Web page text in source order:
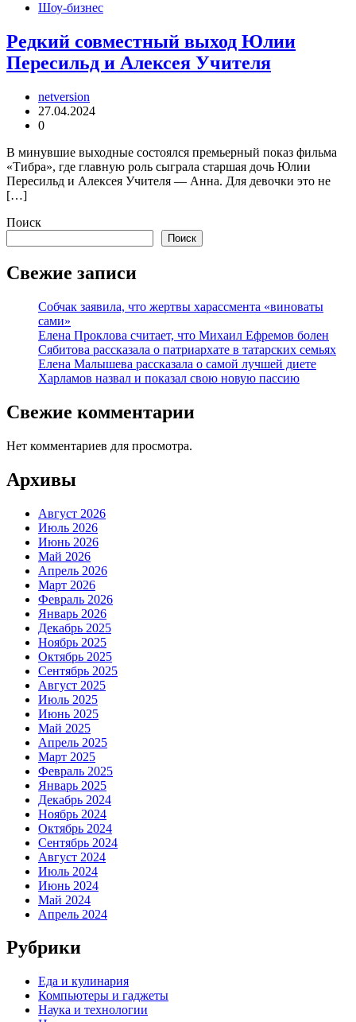
Шоу-бизнес
Редкий совместный выход Юлии
Пересильд и Алексея Учителя
netversion
27.04.2024
0
В минувшие выходные состоялся премьерный показ фильма
«Тибра», где главную роль сыграла старшая дочь Юлии
Пересильд и Алексея Учителя — Анна. Для девочки это не
[…]
Поиск
Поиск
Свежие записи
Собчак заявила, что жертвы харассмента «виноваты
сами»
Елена Проклова считает, что Михаил Ефремов болен
Сябитова рассказала о патриархате в татарских семьях
Елена Малышева рассказала о самой лучшей диете
Харламов назвал и показал свою новую пассию
Свежие комментарии
Нет комментариев для просмотра.
Архивы
Август 2026
Июль 2026
Июнь 2026
Май 2026
Апрель 2026
Март 2026
Февраль 2026
Январь 2026
Декабрь 2025
Ноябрь 2025
Октябрь 2025
Сентябрь 2025
Август 2025
Июль 2025
Июнь 2025
Май 2025
Апрель 2025
Март 2025
Февраль 2025
Январь 2025
Декабрь 2024
Ноябрь 2024
Октябрь 2024
Сентябрь 2024
Август 2024
Июль 2024
Июнь 2024
Май 2024
Апрель 2024
Рубрики
Еда и кулинария
Компьютеры и гаджеты
Наука и технологии